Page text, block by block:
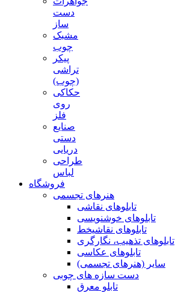
دست
ساز
مشبک
چوب
پیکر
تراشی
(چوب)
حکاکی
روی
فلز
صنایع
دستی
دریایی
طراحی
لباس
فروشگاه
هنرهای تجسمی
تابلوهای نقاشی
تابلوهای خوشنویسی
تابلوهای نقاشیخط
تابلوهای تذهیب، نگارگری
تابلوهای عکاسی
سایر (هنرهای تجسمی)
دست سازه های چوبی
تابلو معرق